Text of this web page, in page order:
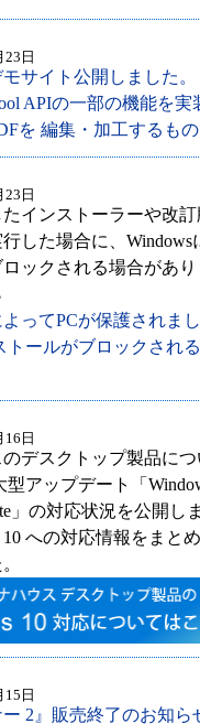
23日
モサイト公開しました
APIの一部の機能を実
を 編集・加工するもの
23日
インストーラーや改訂
した場合に、Windows
ックされる場合があり
よってPCが保護されま
トールがブロックされ
16日
デスクトップ製品につ
型アップデート「
」の対応状況を公開し
への対応情報をまと
15日
2』販売終了のお知ら